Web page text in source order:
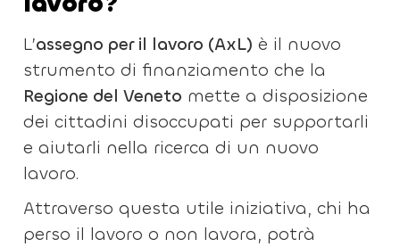
L’assegno per il lavoro (AxL) è il nuovo
strumento di finanziamento che la
Regione del Veneto mette a disposizione
dei cittadini disoccupati per supportarli
e aiutarli nella ricerca di un nuovo
lavoro.
Attraverso questa utile iniziativa, chi ha
perso il lavoro o non lavora, potrà